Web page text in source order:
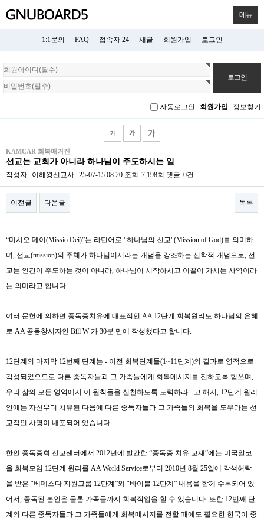
메뉴
1:1문의 FAQ 접속자 24 새글 회원가입 로그인
회
원
로
자동로그인 회원가입 정보찾기
KAMCAR 회복매거진
선교는 교회가 아니라 하나님이 주도하시는 일
작성자 이해왕선교사 25-07-15 08:20 조회 7,198회 댓글 0건
이전글 다음글 목록
“미시오 데이 (Missio Dei)”는 라틴어로 "하나님의 선교"(Mission of God)를 의미하
며, 선교(mission)의 주체가 하나님이시라는 개념을 강조하는 신학적 개념으로, 선
교는 인간이 주도하는 것이 아니라, 하나님이 시작하시고 이끌어 가시는 사역이라
는 의미라고 합니다.
여러 문헌에 의하면 중독증치유에 대표적인 AA 12단계 회복원리도 하나님의 은혜
로 AA 공동창시자인 Bill W 가 30분 만에 작성했다고 합니다.
12단계의 마지막 12번째 단계는 - 이전 회복단계들(1~11단계 )의 결과로 영적으로
각성되었으므로 다른 중독자들과 그 가족들에게 회복메시지를 전하도록 힘쓰며,
우리 삶의 모든 영역에서 이 원칙들을 실천하도록 노력하라 - 고 해서, 12단계 원리
안에는 자신부터 치유된 다음에 다른 중독자들과 그 가족들의 회복을 도우라는 선
교적인 사명이 내포되어 있습니다.
한인 중독증회 선교센터에서 2012년에 발간한 “중독증 치유 교재”에는 미국알코
올 회복모임 12단계 원리를 AA World Service로부터 2010년 8월 25일에 각색허락
을 받은 “베데스다 지원그룹 12단계 ”와 “바이블 12단계 ” 내용을 함께 수록되어 있
어서, 중독된 본인은 물론 가족들까지 회복작업을 할 수 있습니다. 또한 12번째 단
계의 다른 중독자들과 그 가족들에게 회복메시지를 전할 때에도 필요한 한국어 중